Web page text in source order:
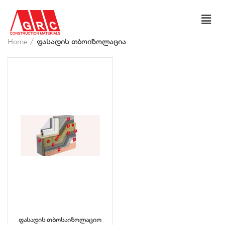
Home ფასადის თბოიზოლაცია
ფასადის თბოსაიზოლაციო